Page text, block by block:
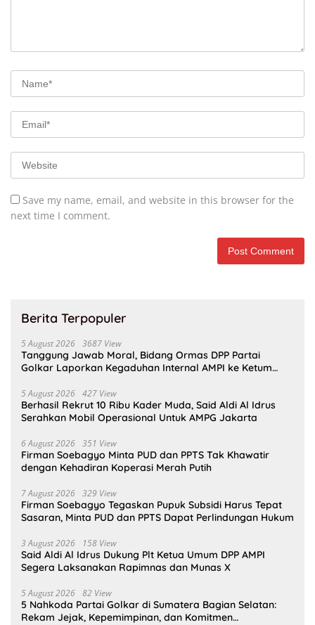
Save my name, email, and website in this browser for the
next time I comment.
Berita Terpopuler
5 August 2026 3687 View
Tanggung Jawab Moral, Bidang Ormas DPP Partai
Golkar Laporkan Kegaduhan Internal AMPI ke Ketum
5 August 2026 427 View
Berhasil Rekrut 10 Ribu Kader Muda, Said Aldi Al Idrus
Serahkan Mobil Operasional Untuk AMPG Jakarta
6 August 2026 351 View
Firman Soebagyo Minta PUD dan PPTS Tak Khawatir
dengan Kehadiran Koperasi Merah Putih
7 August 2026 329 View
Firman Soebagyo Tegaskan Pupuk Subsidi Harus Tepat
Sasaran, Minta PUD dan PPTS Dapat Perlindungan Hukum
3 August 2026 158 View
Said Aldi Al Idrus Dukung Plt Ketua Umum DPP AMPI
Segera Laksanakan Rapimnas dan Munas X
5 August 2026 82 View
5 Nahkoda Partai Golkar di Sumatera Bagian Selatan:
Rekam Jejak, Kepemimpinan, dan Komitmen